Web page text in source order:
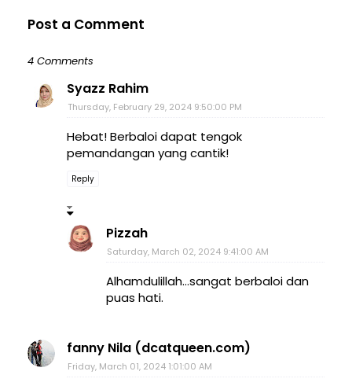
Post a Comment
4 Comments
Syazz Rahim
Thursday, February 29, 2024 9:50:00 PM
Hebat! Berbaloi dapat tengok
pemandangan yang cantik!
Reply
Pizzah
Saturday, March 02, 2024 9:41:00 AM
Alhamdulillah...sangat berbaloi dan
puas hati.
fanny Nila (dcatqueen.com)
Friday, March 01, 2024 1:01:00 AM